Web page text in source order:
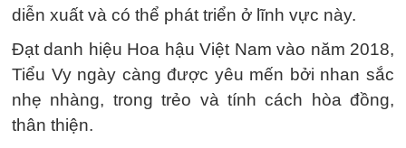
diễn xuất và có thể phát triển ở lĩnh vực này.
Đạt danh hiệu Hoa hậu Việt Nam vào năm 2018,
Tiểu Vy ngày càng được yêu mến bởi nhan sắc
nhẹ nhàng, trong trẻo và tính cách hòa đồng,
thân thiện.